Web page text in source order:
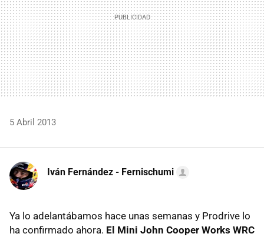
5 Abril 2013
Iván Fernández - Fernischumi
Ya lo adelantábamos hace unas semanas y Prodrive lo
ha confirmado ahora. El Mini John Cooper Works WRC